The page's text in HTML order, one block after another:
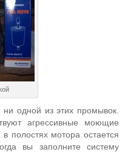
одной из этих промывок.
агрессивные моющие
полостях мотора остается
вы заполните систему